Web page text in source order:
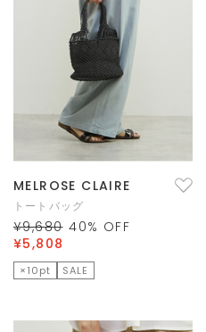
MELROSE CLAIRE
トートバッグ
¥9,680 40% OFF
¥5,808
×10pt SALE